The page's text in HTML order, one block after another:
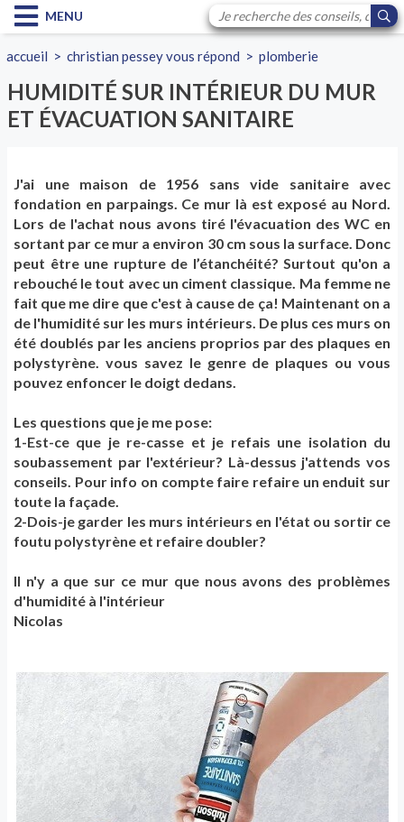
MENU
accueil >christian pessey vous répond >plomberie
HUMIDITÉ SUR INTÉRIEUR DU MUR
ET ÉVACUATION SANITAIRE
J'ai une maison de 1956 sans vide sanitaire avec
fondation en parpaings. Ce mur là est exposé au Nord.
Lors de l'achat nous avons tiré l'évacuation des WC en
sortant par ce mur a environ 30 cm sous la surface. Donc
peut être une rupture de l’étanchéité? Surtout qu'on a
rebouché le tout avec un ciment classique. Ma femme ne
fait que me dire que c'est à cause de ça! Maintenant on a
de l'humidité sur les murs intérieurs. De plus ces murs on
été doublés par les anciens proprios par des plaques en
polystyrène. vous savez le genre de plaques ou vous
pouvez enfoncer le doigt dedans.
Les questions que je me pose:
1-Est-ce que je re-casse et je refais une isolation du
soubassement par l'extérieur? Là-dessus j'attends vos
conseils. Pour info on compte faire refaire un enduit sur
toute la façade.
2-Dois-je garder les murs intérieurs en l'état ou sortir ce
foutu polystyrène et refaire doubler?
Il n'y a que sur ce mur que nous avons des problèmes
d'humidité à l'intérieur
Nicolas